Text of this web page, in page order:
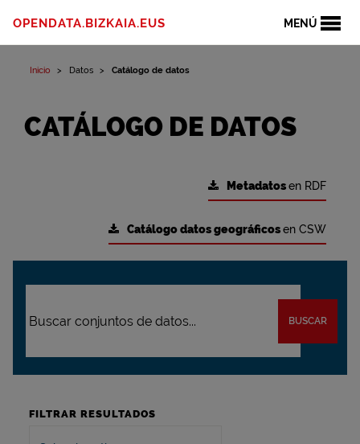
MENÚ
OPENDATA.BIZKAIA.EUS
Inicio Datos Catálogo de datos
CATÁLOGO DE DATOS
Metadatosen RDF
Catálogo datos geográficosen CSW
BUSCAR
FILTRAR RESULTADOS